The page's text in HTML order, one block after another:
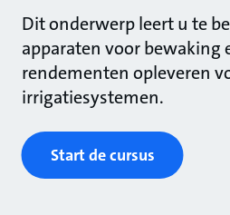
Dit onderwerp leert u te
apparaten voor bewaking
rendementen opleveren
irrigatiesystemen.
Start de cursus